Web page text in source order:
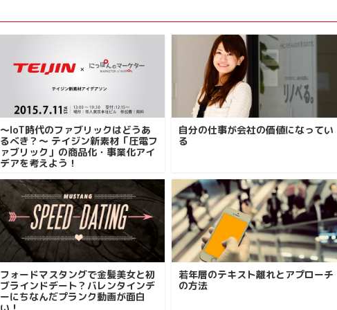
〜IoT時代のファブリックはどうあ
るべき？〜 テイジン新素材「圧電フ
ァブリック」の商品化・事業化アイ
デアを考えよう！
自分の仕事が会社の価値になってい
る
フォードマスタングで金髪美女と初
ブラインドデート？バレンタインデ
ーにちなんだプランク動画が面白
若年層のテキスト離れとアプローチ
の方法